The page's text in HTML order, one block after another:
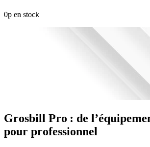
0p en stock
Grosbill Pro : de
pour professionnel